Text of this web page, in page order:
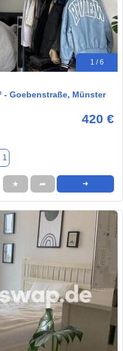
1 / 6
- Goebenstraße, Münster
420 €
1
★ ➦ ➜